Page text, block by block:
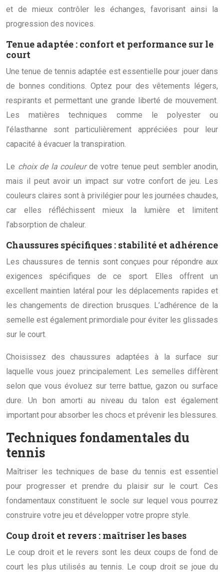
et de mieux contrôler les échanges, favorisant ainsi la
progression des novices.
Tenue adaptée : confort et performance sur le
court
Une tenue de tennis adaptée est essentielle pour jouer dans
de bonnes conditions. Optez pour des vêtements légers,
respirants et permettant une grande liberté de mouvement.
Les matières techniques comme le polyester ou
l’élasthanne sont particulièrement appréciées pour leur
capacité à évacuer la transpiration.
Le choix de la couleur de votre tenue peut sembler anodin,
mais il peut avoir un impact sur votre confort de jeu. Les
couleurs claires sont à privilégier pour les journées chaudes,
car elles réfléchissent mieux la lumière et limitent
l’absorption de chaleur.
Chaussures spécifiques : stabilité et adhérence
Les chaussures de tennis sont conçues pour répondre aux
exigences spécifiques de ce sport. Elles offrent un
excellent maintien latéral pour les déplacements rapides et
les changements de direction brusques. L’adhérence de la
semelle est également primordiale pour éviter les glissades
sur le court.
Choisissez des chaussures adaptées à la surface sur
laquelle vous jouez principalement. Les semelles diffèrent
selon que vous évoluez sur terre battue, gazon ou surface
dure. Un bon amorti au niveau du talon est également
important pour absorber les chocs et prévenir les blessures.
Techniques fondamentales du
tennis
Maîtriser les techniques de base du tennis est essentiel
pour progresser et prendre du plaisir sur le court. Ces
fondamentaux constituent le socle sur lequel vous pourrez
construire votre jeu et développer votre propre style.
Coup droit et revers : maîtriser les bases
Le coup droit et le revers sont les deux coups de fond de
court les plus utilisés au tennis. Le coup droit se joue du